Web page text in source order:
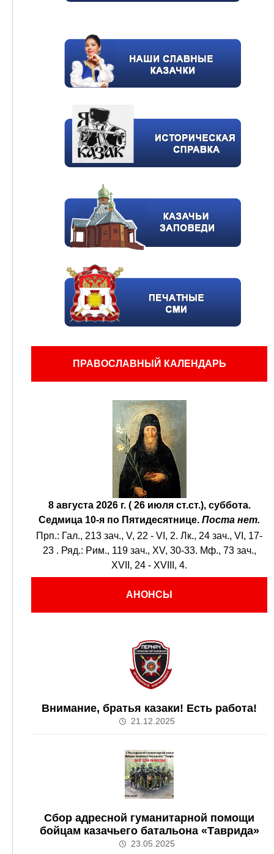
ПРАВОСЛАВНЫЙ КАЛЕНДАРЬ
8 августа 2026 г. ( 26 июля ст.ст.), суббота.
Седмица 10-я по Пятидесятнице. Поста нет.
Прп.: Гал., 213 зач., V, 22 - VI, 2. Лк., 24 зач., VI, 17-
23 . Ряд.: Рим., 119 зач., XV, 30-33. Мф., 73 зач.,
XVII, 24 - XVIII, 4.
АНОНСЫ
Внимание, братья казаки! Есть работа!
21.12.2025
Сбор адресной гуманитарной помощи
бойцам казачьего батальона «Таврида»
23.05.2025